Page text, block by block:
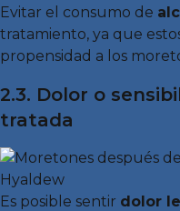
Evitar el consumo de
tratamiento, ya que
propensidad a los
2.3. Dolor o
tratada
Es posible sentir dolor